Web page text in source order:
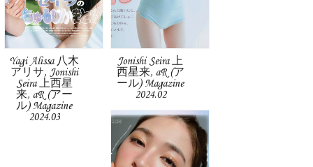
Yagi Alissa 八木
アリサ, Jonishi
Seira 上西星
来, aR (アー
ル) Magazine
2024.03
Jonishi Seira 上
西星来, aR (ア
ール) Magazine
2024.02